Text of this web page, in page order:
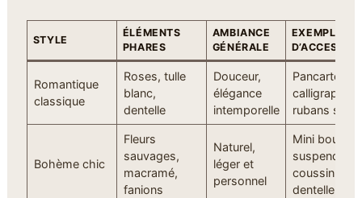
STYLE
ÉLÉMENTS
PHARES
AMBIANCE
GÉNÉRALE
EXEMPLE
Romantique
classique
Roses, tulle
blanc,
dentelle
Douceur,
élégance
intemporelle
Pancarte
rubans
Bohème chic
Fleurs
sauvages,
macramé,
fanions
Naturel,
léger et
personnel
Mini
suspendus,
coussin en
dentelle